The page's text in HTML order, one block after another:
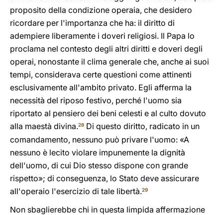
proposito della condizione operaia, che desidero
ricordare per l'importanza che ha: il diritto di
adempiere liberamente i doveri religiosi. Il Papa lo
proclama nel contesto degli altri diritti e doveri degli
operai, nonostante il clima generale che, anche ai suoi
tempi, considerava certe questioni come attinenti
esclusivamente all'ambito privato. Egli afferma la
necessità del riposo festivo, perché l'uomo sia
riportato al pensiero dei beni celesti e al culto dovuto
alla maestà divina.28 Di questo diritto, radicato in un
comandamento, nessuno può privare l'uomo: «A
nessuno è lecito violare impunemente la dignità
dell'uomo, di cui Dio stesso dispone con grande
rispetto»; di conseguenza, lo Stato deve assicurare
all'operaio l'esercizio di tale libertà.29
Non sbaglierebbe chi in questa limpida affermazione